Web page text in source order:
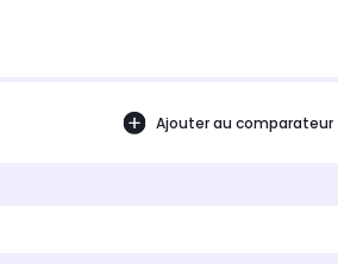
Ajouter au comparateur